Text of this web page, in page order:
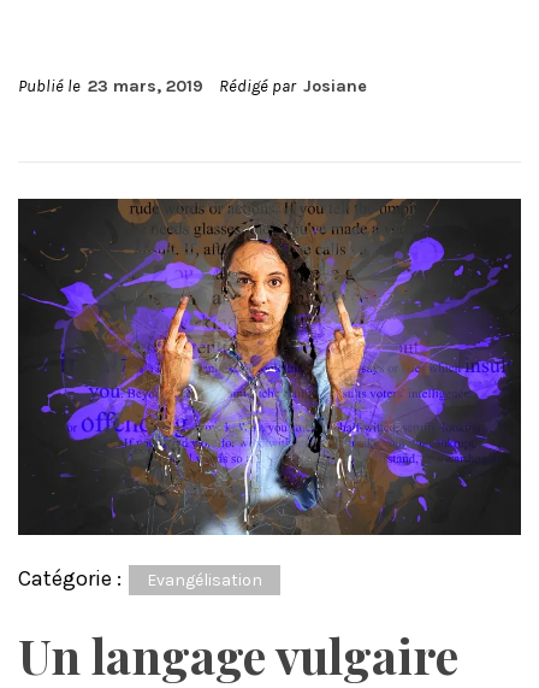
Publié le 23 mars, 2019 Rédigé par Josiane
Catégorie : Evangélisation
Un langage vulgaire